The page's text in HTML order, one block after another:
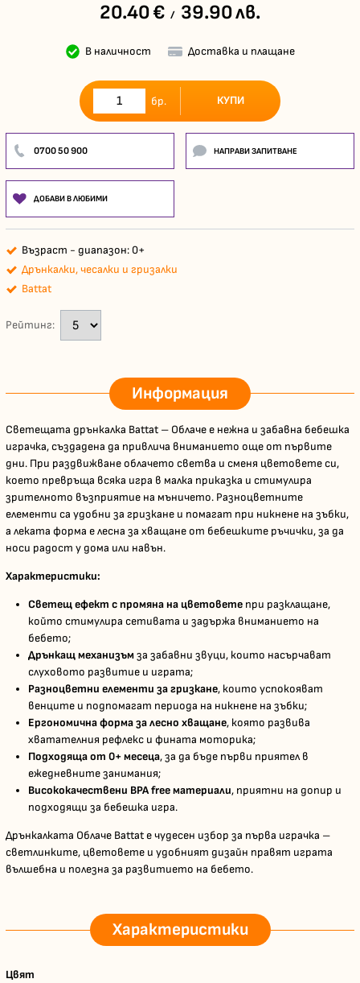
20.40€ / 39.90лв.
В наличност Доставка и плащане
бр. КУПИ
0700 50 900 НАПРАВИ ЗАПИТВАНЕ
ДОБАВИ В ЛЮБИМИ
Възраст - диапазон: 0+
Дрънкалки, чесалки и гризалки
Battat
Рейтинг:
Информация
Светещата дрънкалка Battat – Облаче е нежна и забавна бебешка
играчка, създадена да привлича вниманието още от първите
дни. При раздвижване облачето светва и сменя цветовете си,
което превръща всяка игра в малка приказка и стимулира
зрителното възприятие на мъничето. Разноцветните
елементи са удобни за гризкане и помагат при никнене на зъбки,
а леката форма е лесна за хващане от бебешките ръчички, за да
носи радост у дома или навън.
Характеристики:
Светещ ефект с промяна на цветовете при разклащане,
който стимулира сетивата и задържа вниманието на
бебето;
Дрънкащ механизъмза забавни звуци, които насърчават
слуховото развитие и играта;
Разноцветни елементи за гризкане, които успокояват
венците и подпомагат периода на никнене на зъбки;
Ергономична форма за лесно хващане, която развива
хватателния рефлекс и фината моторика;
Подходяща от 0+ месеца, за да бъде първи приятел в
ежедневните занимания;
Висококачествени BPA free материали, приятни на допир и
подходящи за бебешка игра.
Дрънкалката Облаче Battat е чудесен избор за първа играчка –
светлинките, цветовете и удобният дизайн правят играта
вълшебна и полезна за развитието на бебето.
Характеристики
Цвят